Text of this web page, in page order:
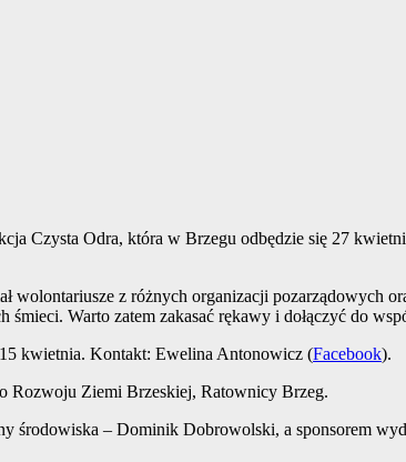
Czysta Odra, która w Brzegu odbędzie się 27
wolontariusze z różnych organizacji pozarządowych
Warto zatem zakasać rękawy i dołączyć do
15 kwietnia. Kontakt: Ewelina Antonowicz (Facebook).
Rozwoju Ziemi Brzeskiej, Ratownicy Brzeg.
środowiska – Dominik Dobrowolski, a sponsorem